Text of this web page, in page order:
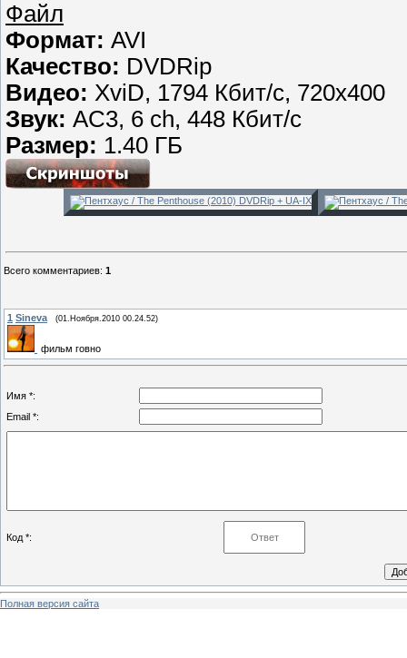
Файл
Формат: AVI
Качество: DVDRip
Видео: XviD, 1794 Кбит/с, 720x400
Звук: AC3, 6 ch, 448 Кбит/с
Размер: 1.40 ГБ
Всего комментариев: 1
1 Sineva (01.Ноября.2010 00.24.52)
фильм говно
Имя *:
Email *:
Код *:
Полная версия сайта